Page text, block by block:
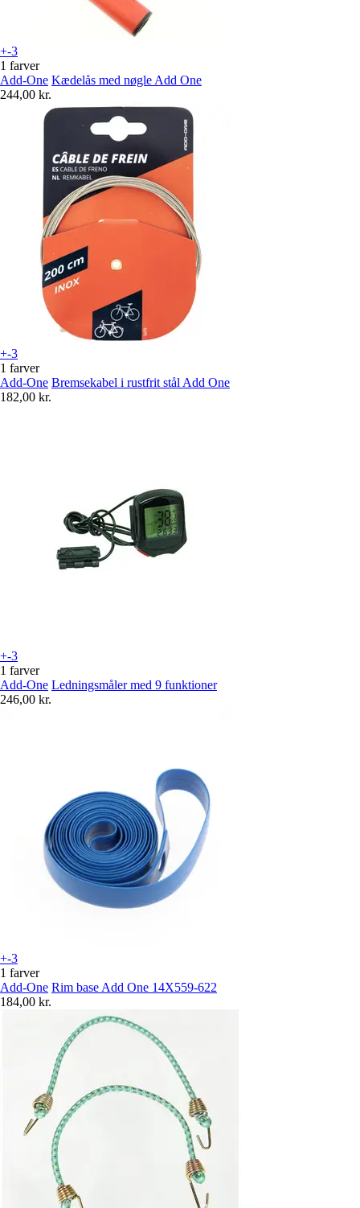
+-3
1 farver
Add-One Kædelås med nøgle Add One
244,00 kr.
+-3
1 farver
Add-One Bremsekabel i rustfrit stål Add One
182,00 kr.
+-3
1 farver
Add-One Ledningsmåler med 9 funktioner
246,00 kr.
+-3
1 farver
Add-One Rim base Add One 14X559-622
184,00 kr.